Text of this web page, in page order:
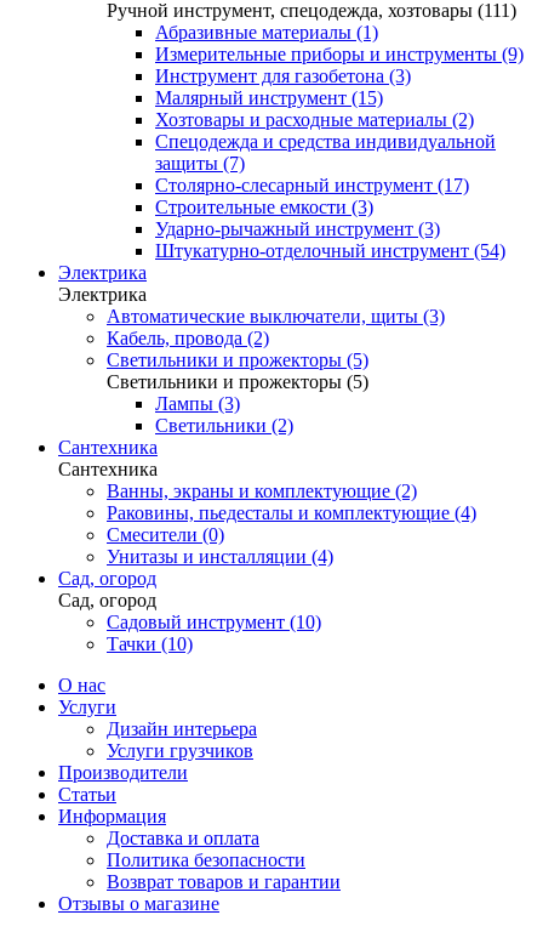
Ручной инструмент, спецодежда, хозтовары (111)
Абразивные материалы (1)
Измерительные приборы и инструменты (9)
Инструмент для газобетона (3)
Малярный инструмент (15)
Хозтовары и расходные материалы (2)
Спецодежда и средства индивидуальной
защиты (7)
Столярно-слесарный инструмент (17)
Строительные емкости (3)
Ударно-рычажный инструмент (3)
Штукатурно-отделочный инструмент (54)
Электрика
Электрика
Автоматические выключатели, щиты (3)
Кабель, провода (2)
Светильники и прожекторы (5)
Светильники и прожекторы (5)
Лампы (3)
Светильники (2)
Сантехника
Сантехника
Ванны, экраны и комплектующие (2)
Раковины, пьедесталы и комплектующие (4)
Смесители (0)
Унитазы и инсталляции (4)
Сад, огород
Сад, огород
Садовый инструмент (10)
Тачки (10)
О нас
Услуги
Дизайн интерьера
Услуги грузчиков
Производители
Статьи
Информация
Доставка и оплата
Политика безопасности
Возврат товаров и гарантии
Отзывы о магазине